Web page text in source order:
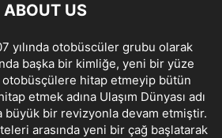
ABOUT US
yılında otobüscüler grubu olarak
başka bir kimliğe, yeni bir yüze
otobüsçülere hitap etmeyip bütün
etmek adına Ulaşım Dünyası adı
büyük bir revizyonla devam etmiştir.
arasında yeni bir çağ başlatarak